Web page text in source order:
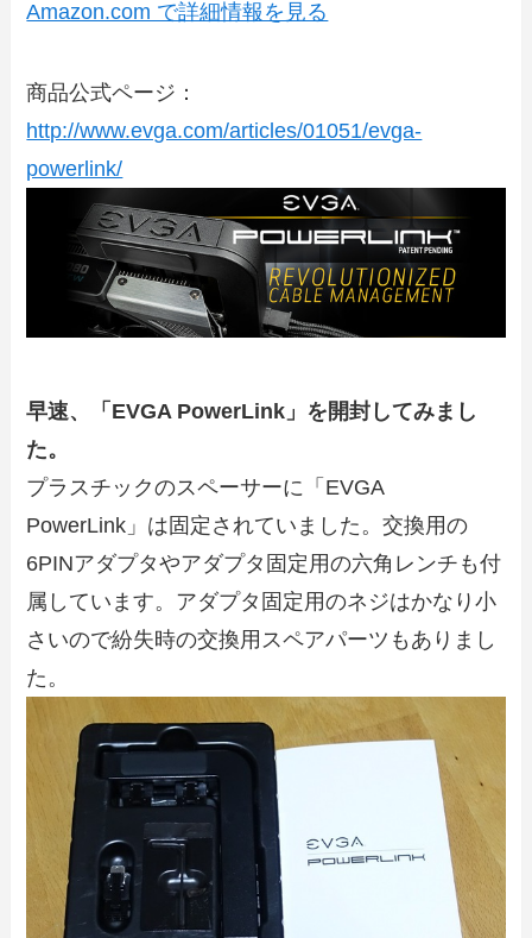
Amazon.com で詳細情報を見る
商品公式ページ：
http://www.evga.com/articles/01051/evga-
powerlink/
早速、「EVGA PowerLink」を開封してみまし
た。
プラスチックのスペーサーに「EVGA
PowerLink」は固定されていました。交換用の
6PINアダプタやアダプタ固定用の六角レンチも付
属しています。アダプタ固定用のネジはかなり小
さいので紛失時の交換用スペアパーツもありまし
た。